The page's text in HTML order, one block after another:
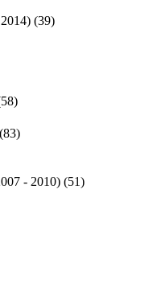
(39)
58)
83)
- 2010) (51)